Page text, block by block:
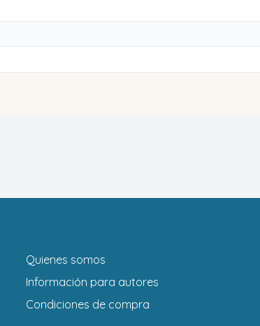
Quienes somos
Información para autores
Condiciones de compra